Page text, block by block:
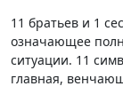
11 братьев и 1
означающее
ситуации. 11
главная,